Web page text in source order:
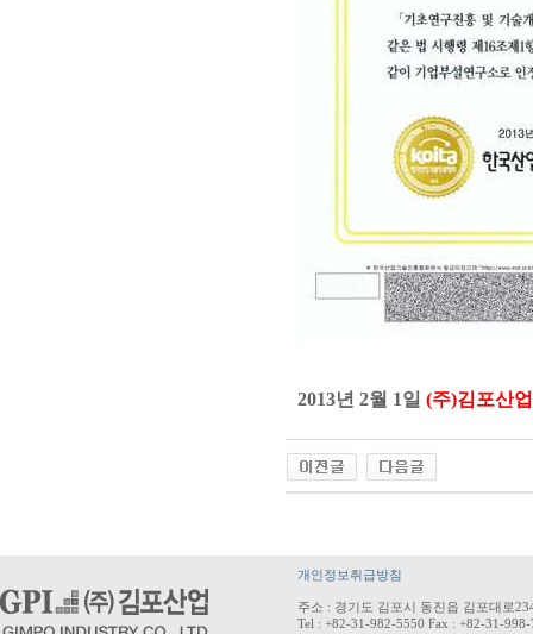
2013년 2월 1일 (주)김포산
개인정보취급방침
주소 : 경기도 김포시 동진읍 김포대로
Tel : +82-31-982-5550 Fax : +82-31-